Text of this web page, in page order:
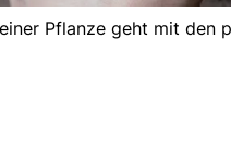
Pflanze geht mit den